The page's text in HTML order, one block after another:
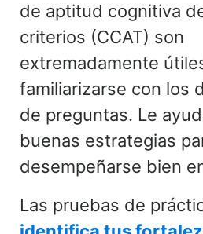
de aptitud cognitiva
criterios (CCAT) son
extremadamente
familiarizarse con los
de preguntas. Le
buenas estrategias
desempeñarse bien
Las pruebas de